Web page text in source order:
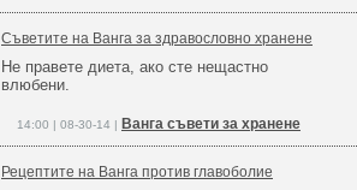
Съветите на Ванга за здравословно хранене
Не правете диета, ако сте нещастно
влюбени.
14:00 | 08-30-14 | Ванга съвети за хранене
Рецептите на Ванга против главоболие